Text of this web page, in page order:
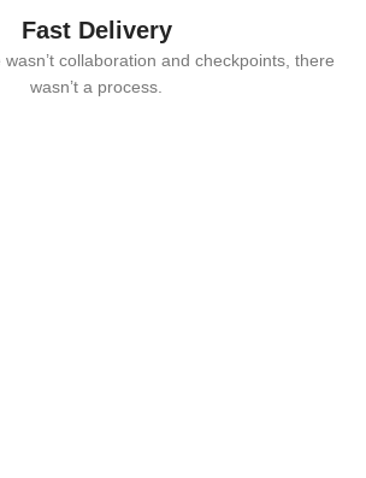
Fast Delivery
collaboration and checkpoints, there
wasn’t a process.